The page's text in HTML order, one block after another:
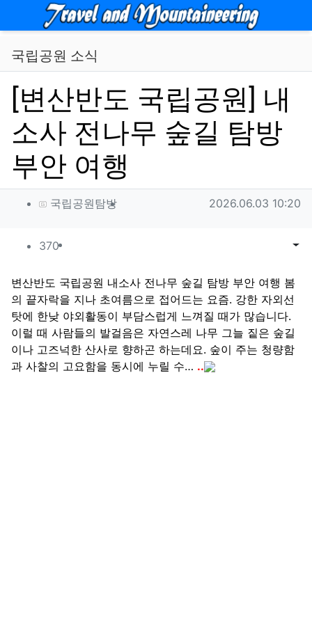
메뉴
국립공원 소식
[변산반도 국립공원] 내
소사 전나무 숲길 탐방
부안 여행
작성자 정보
국립공원탐방작성 작성일
2026.06.03 10:20
컨텐츠 정보
370조회 목록게
본문
변산반도 국립공원 내소사 전나무 숲길 탐방 부안 여행 봄
의 끝자락을 지나 초여름으로 접어드는 요즘. 강한 자외선
탓에 한낮 야외활동이 부담스럽게 느껴질 때가 많습니다.
이럴 때 사람들의 발걸음은 자연스레 나무 그늘 짙은 숲길
이나 고즈넉한 산사로 향하곤 하는데요. 숲이 주는 청량함
과 사찰의 고요함을 동시에 누릴 수… ..